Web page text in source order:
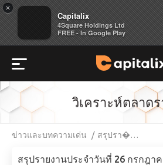
×
Capitalix
4Square Holdings Ltd
FREE - In Google Play
วิเคราะห์ตลาด
ข่าวและบทความเด่น สรุปรา�…
สรุปรายงานประจำวันที่ 26 กรกฎา